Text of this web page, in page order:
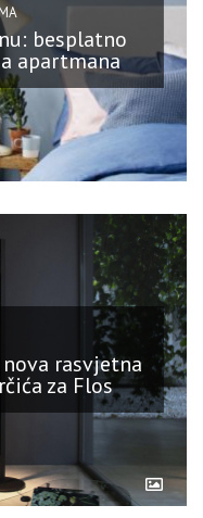
besplatno
apartmana
rasvjetna
za Flos